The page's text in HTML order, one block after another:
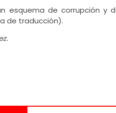
de corrupción y
de traducción).